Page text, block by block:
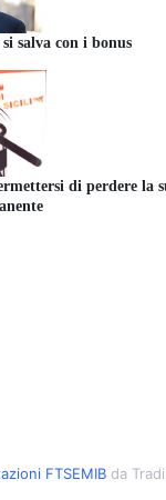
salva con i bonus
di perdere la
FTSEMIB da